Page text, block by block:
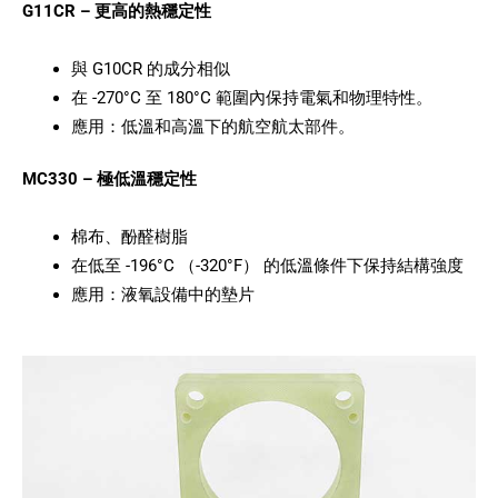
G11CR – 更高的熱穩定性
與 G10CR 的成分相似
在 -270°C 至 180°C 範圍內保持電氣和物理特性。
應用：低溫和高溫下的航空航太部件。
MC330 – 極低溫穩定性
棉布、酚醛樹脂
在低至 -196°C （-320°F） 的低溫條件下保持結構強度
應用：液氧設備中的墊片